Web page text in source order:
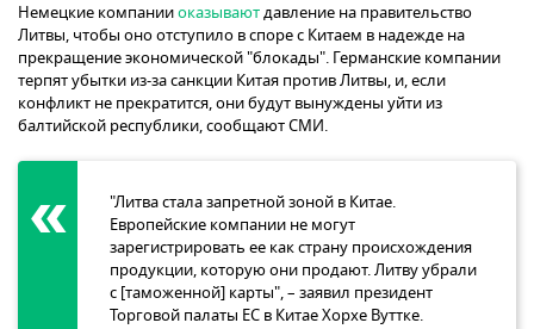
Немецкие компанииоказываютдавление на правительство
Литвы, чтобы оно отступило в споре с Китаем в надежде на
прекращение экономической "блокады". Германские компании
терпят убытки из-за санкции Китая против Литвы, и, если
конфликт не прекратится, они будут вынуждены уйти из
балтийской республики, сообщают СМИ.
"Литва стала запретной зоной в Китае.
Европейские компании не могут
зарегистрировать ее как страну происхождения
продукции, которую они продают. Литву убрали
с [таможенной] карты", – заявил президент
Торговой палаты ЕС в Китае Хорхе Вуттке.